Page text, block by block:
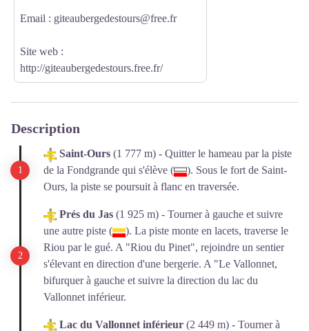
Email : giteaubergedestours@free.fr
Site web :
http://giteaubergedestours.free.fr/
Description
Saint-Ours (1 777 m) - Quitter le hameau par la piste
de la Fondgrande qui s'élève (
). Sous le fort de Saint-
Ours, la piste se poursuit à flanc en traversée.
Prés du Jas (1 925 m) - Tourner à gauche et suivre
une autre piste (
). La piste monte en lacets, traverse le
Riou par le gué. A "Riou du Pinet", rejoindre un sentier
s'élevant en direction d'une bergerie. A "Le Vallonnet,
bifurquer à gauche et suivre la direction du lac du
Vallonnet inférieur.
Lac du Vallonnet inférieur (2 449 m) - Tourner à